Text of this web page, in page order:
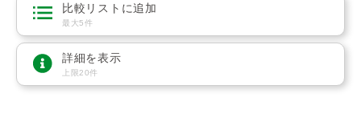
比較リストに追加
最大5件
詳細を表示
上限20件